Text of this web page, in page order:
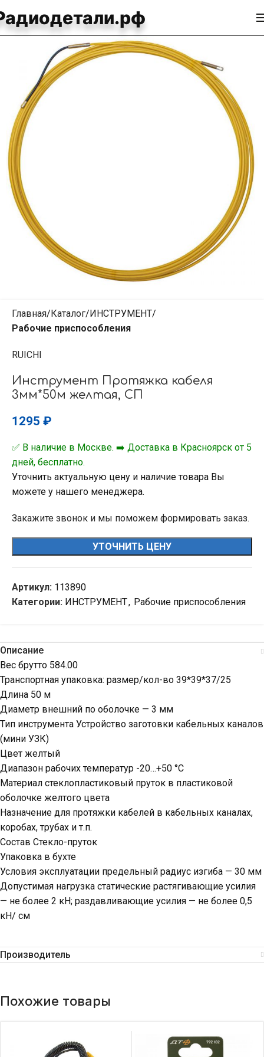
Главная Каталог ИНСТРУМЕНТ
Рабочие приспособления
RUICHI
Инструмент Протяжка кабеля
3мм*50м желтая, СП
1295 ₽
✅ В наличие в Москве. ➡️ Доставка в Красноярск от 5
дней, бесплатно.
Уточнить актуальную цену и наличие товара Вы
можете у нашего менеджера.
Закажите звонок и мы поможем формировать заказ.
УТОЧНИТЬ ЦЕНУ
Артикул: 113890
Категории: ИНСТРУМЕНТ, Рабочие приспособления
Описание
Вес брутто 584.00
Транспортная упаковка: размер/кол-во 39*39*37/25
Длина 50 м
Диаметр внешний по оболочке — 3 мм
Тип инструмента Устройство заготовки кабельных каналов
(мини УЗК)
Цвет желтый
Диапазон рабочих температур -20…+50 °С
Материал стеклопластиковый пруток в пластиковой
оболочке желтого цвета
Назначение для протяжки кабелей в кабельных каналах,
коробах, трубах и т.п.
Состав Стекло-пруток
Упаковка в бухте
Условия эксплуатации предельный радиус изгиба — 30 мм
Допустимая нагрузка статические растягивающие усилия
— не более 2 кН; раздавливающие усилия — не более 0,5
кН/ см
Производитель
Похожие товары